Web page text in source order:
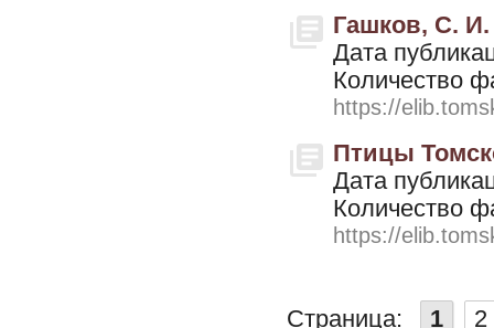
Гашков, С. И.
Дата
Количество
https://
Птицы
Дата
Количество
https://
Страница: 1 2